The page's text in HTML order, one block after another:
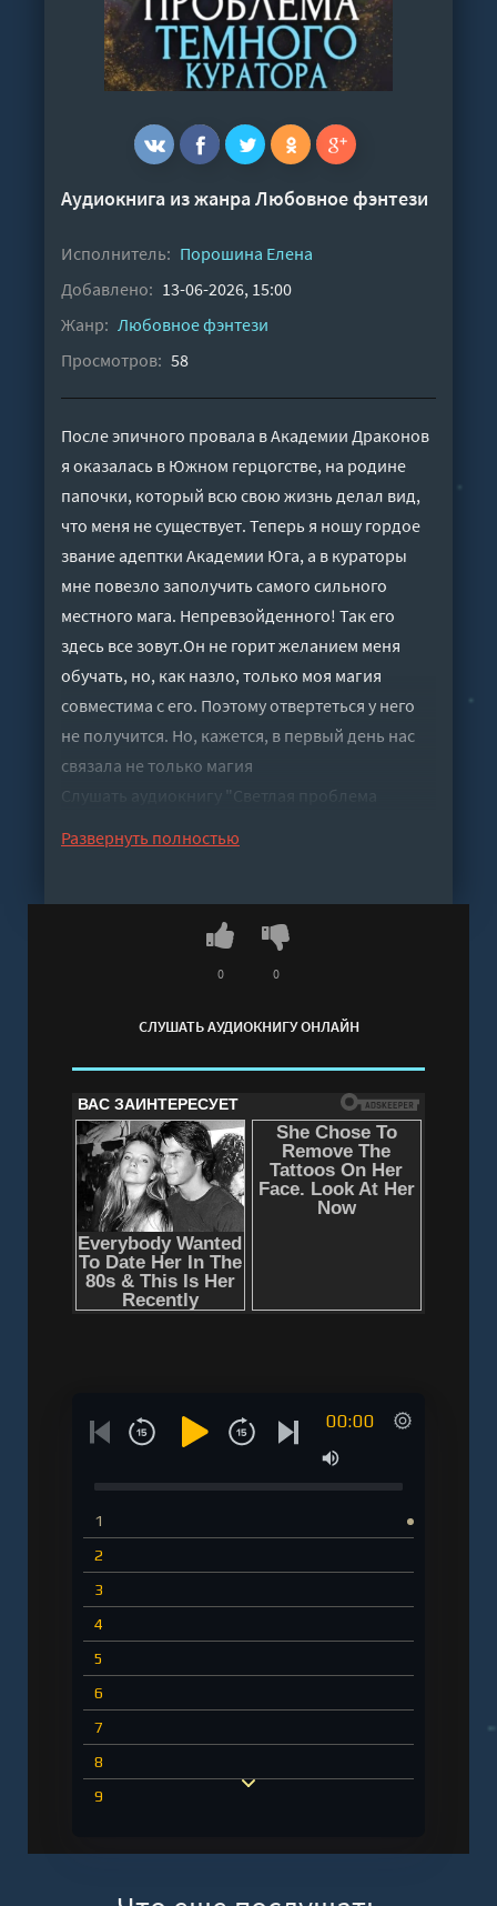
Аудиокнига из жанраЛюбовное фэнтези
Исполнитель: Порошина Елена
Добавлено: 13-06-2026, 15:00
Жанр: Любовное фэнтези
Просмотров: 58
После эпичного провала в Академии Драконов
я оказалась в Южном герцогстве, на родине
папочки, который всю свою жизнь делал вид,
что меня не существует. Теперь я ношу гордое
звание адептки Академии Юга, а в кураторы
мне повезло заполучить самого сильного
местного мага. Непревзойденного! Так его
здесь все зовут.Он не горит желанием меня
обучать, но, как назло, только моя магия
совместима с его. Поэтому отвертеться у него
не получится. Но, кажется, в первый день нас
связала не только магия
Слушать аудиокнигу "Светлая проблема
Развернуть полностью
СЛУШАТЬ АУДИОКНИГУ ОНЛАЙН
0 0
00:00
1
2
3
4
5
6
7
8
9